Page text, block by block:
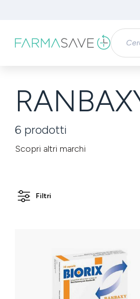
Passa alla navigazione principale
6 prodotti
Scopri altri marchi
Filtri